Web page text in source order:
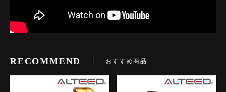
RECOMMEND おすすめ商品